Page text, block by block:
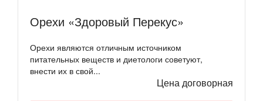
Орехи «Здоровый Перекус»
Орехи являются отличным источником
питательных веществ и диетологи советуют,
внести их в свой...
Цена договорная